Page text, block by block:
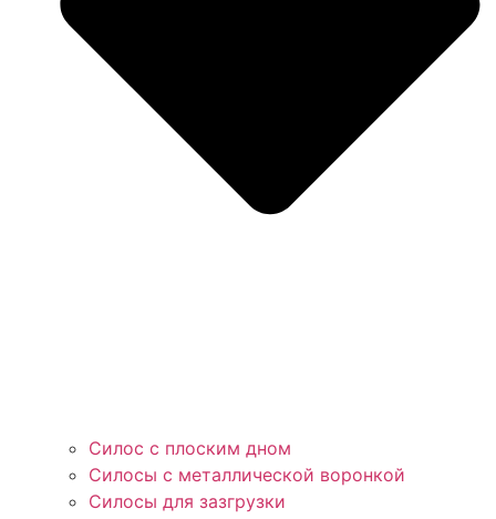
Силос с плоским дном
Силосы с металлической воронкой
Силосы для зазгрузки